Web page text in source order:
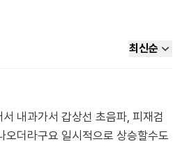
최신순
내과가서 갑상선 초음파, 피재검
오더라구요 일시적으로 상승할수도